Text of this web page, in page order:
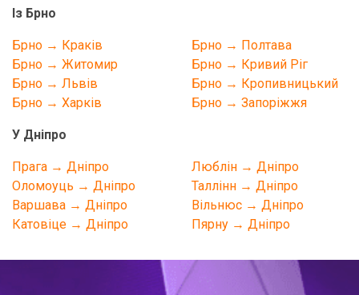
Із Брно
Брно → Краків
Брно → Житомир
Брно → Львів
Брно → Харків
Брно → Полтава
Брно → Кривий Ріг
Брно → Кропивницький
Брно → Запоріжжя
У Дніпро
Прага → Дніпро
Оломоуць → Дніпро
Варшава → Дніпро
Катовіце → Дніпро
Люблін → Дніпро
Таллінн → Дніпро
Вільнюс → Дніпро
Пярну → Дніпро